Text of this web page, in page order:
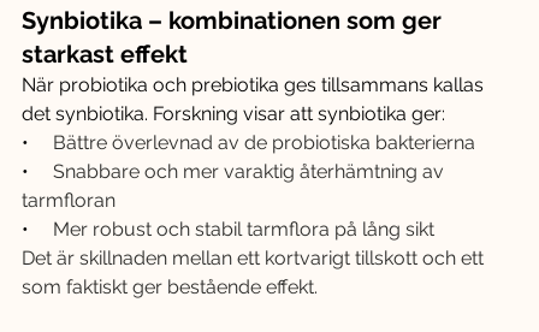
Synbiotika – kombinationen som ger
starkast effekt
När probiotika och prebiotika ges tillsammans kallas
det synbiotika. Forskning visar att synbiotika ger:
• Bättre överlevnad av de probiotiska bakterierna
• Snabbare och mer varaktig återhämtning av
tarmfloran
• Mer robust och stabil tarmflora på lång sikt
Det är skillnaden mellan ett kortvarigt tillskott och ett
som faktiskt ger bestående effekt.